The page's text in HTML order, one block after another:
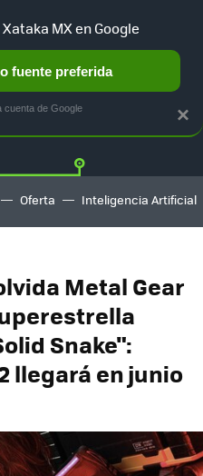
Twitter
Oferta Inteligencia Artificial
Metal Gear
Snake":
llegará en junio
×
MX en Google
fuente preferida
cuenta de Google